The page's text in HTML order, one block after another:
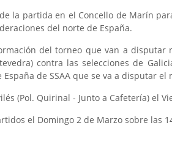
la partida en el Concello de Marín
del norte de España.
del torneo que van a disputar
contra las selecciones de
de SSAA que se va a disputar el
(Pol. Quirinal - Junto a Cafetería) el
el Domingo 2 de Marzo sobre las